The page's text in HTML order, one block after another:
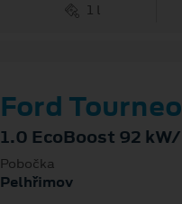
1 l
Ford
1.0 EcoBoost 92
Pobočka
Pelhřimov